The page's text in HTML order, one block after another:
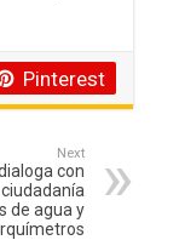
Pinterest
Next
con
de agua y